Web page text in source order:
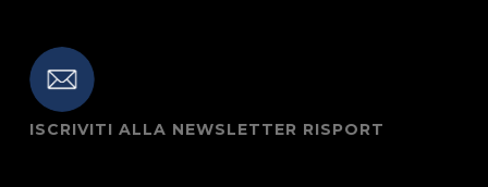
ISCRIVITI ALLA NEWSLETTER RISPORT